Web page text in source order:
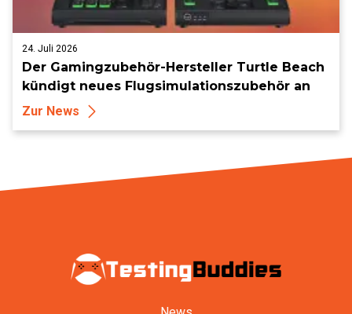
24. Juli 2026
Der Gamingzubehör-Hersteller Turtle Beach
kündigt neues Flugsimulationszubehör an
Zur News